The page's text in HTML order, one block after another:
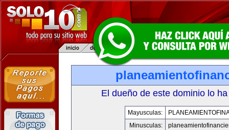
El dueño de este dominio lo
Mayusculas:
Minusculas: